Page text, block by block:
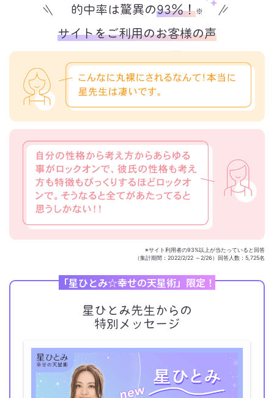
的中率は驚異の93%！※
サイトをご利用のお客様の声
※サイト利用者の93%以上が当たっていると回答
（集計期間：2022/2/22 ～2/26）回答人数：5,725名
「星ひとみ☆幸せの天星術」限定！
星ひとみ先生からの
特別メッセージ